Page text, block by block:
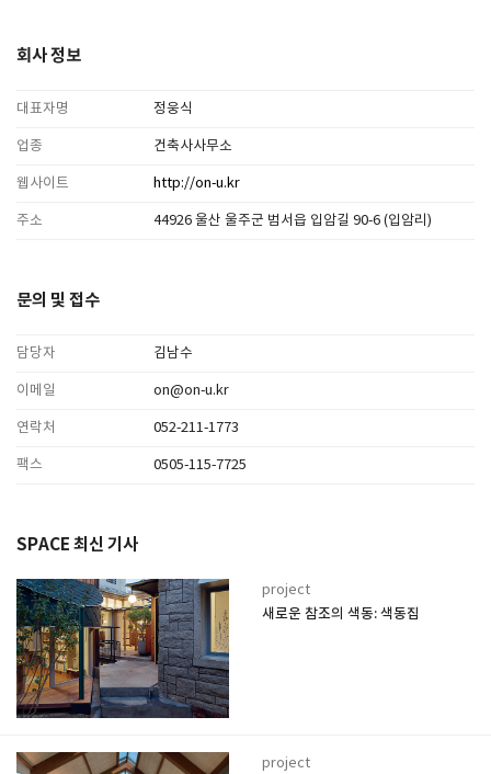
회사 정보
대표자명 정웅식
업종 건축사사무소
웹사이트 http://on-u.kr
주소 44926 울산 울주군 범서읍 입암길 90-6 (입암리)
문의 및 접수
담당자 김남수
이메일 on@on-u.kr
연락처 052-211-1773
팩스 0505-115-7725
SPACE 최신 기사
project
새로운 참조의 색동: 색동집
project